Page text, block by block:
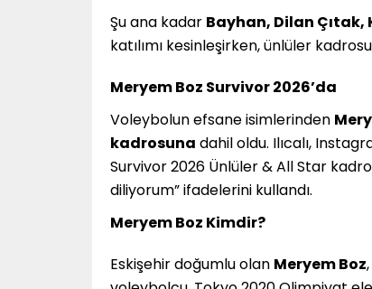
Şu ana kadar Bayhan, Dilan Çıtak,
katılımı kesinleşirken, ünlüler
Meryem Boz Survivor 2026’da
Voleybolun efsane isimlerinden
kadrosuna dahil oldu. Ilıcalı,
Survivor 2026 Ünlüler & All Star
diliyorum” ifadelerini kullandı.
Meryem Boz Kimdir?
Eskişehir doğumlu olan Meryem Boz